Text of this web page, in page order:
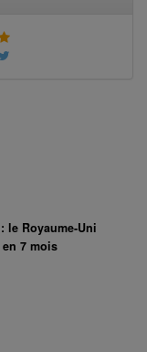
le Royaume-Uni
7 mois